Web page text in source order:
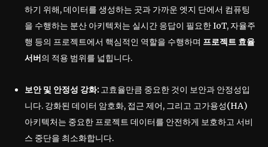
하기 위해, 데이터를 생성하는 곳과 가까운 엣지 단에서 컴퓨팅
을 수행하는 분산 아키텍처는 실시간 응답이 필요한 IoT, 자율주
행 등의 프로젝트에서 핵심적인 역할을 수행하며 프로젝트 효율
서버의 적용 범위를 넓힙니다.
보안 및 안정성 강화:고효율만큼 중요한 것이 보안과 안정성입
니다. 강화된 데이터 암호화, 접근 제어, 그리고 고가용성(HA)
아키텍처는 중요한 프로젝트 데이터를 안전하게 보호하고 서비
스 중단을 최소화합니다.